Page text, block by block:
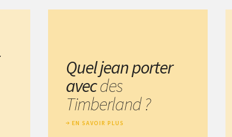
Quel jean porter
avecdes
Timberland ?
EN SAVOIR PLUS